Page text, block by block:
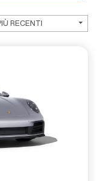
RECENTI